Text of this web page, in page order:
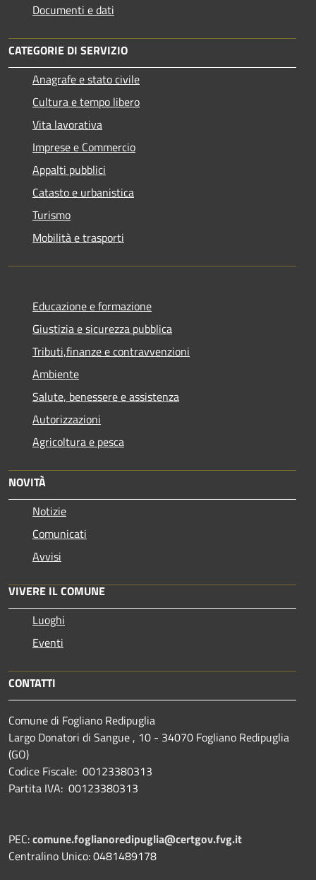
Documenti e dati
CATEGORIE DI SERVIZIO
Anagrafe e stato civile
Cultura e tempo libero
Vita lavorativa
Imprese e Commercio
Appalti pubblici
Catasto e urbanistica
Turismo
Mobilità e trasporti
Educazione e formazione
Giustizia e sicurezza pubblica
Tributi,finanze e contravvenzioni
Ambiente
Salute, benessere e assistenza
Autorizzazioni
Agricoltura e pesca
NOVITÀ
Notizie
Comunicati
Avvisi
VIVERE IL COMUNE
Luoghi
Eventi
CONTATTI
Comune di Fogliano Redipuglia
Largo Donatori di Sangue , 10 - 34070 Fogliano Redipuglia
(GO)
Codice Fiscale: 00123380313
Partita IVA: 00123380313
PEC:comune.foglianoredipuglia@certgov.fvg.it
Centralino Unico: 0481489178